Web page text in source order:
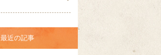
最近の記事